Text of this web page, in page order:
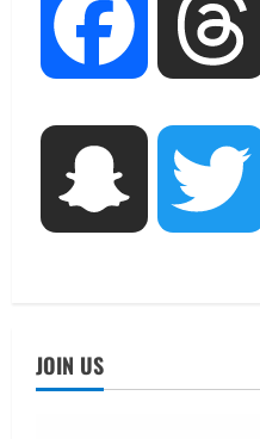
Facebook
Snapchat
JOIN US
15 अगस्त
आपूर्ति
धामी
सामान्य
मुंबई में